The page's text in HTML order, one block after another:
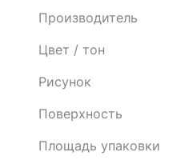
Производитель
Цвет / тон
Рисунок
Поверхность
Площадь упаковки